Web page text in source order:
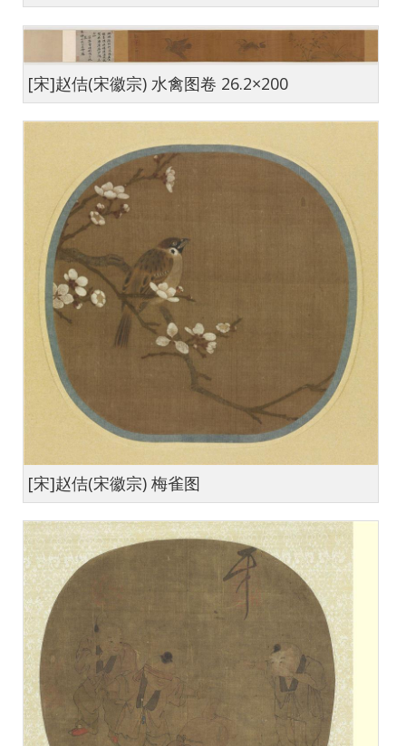
[宋]赵佶(宋徽宗) 水禽图卷 26.2×200
[宋]赵佶(宋徽宗) 梅雀图